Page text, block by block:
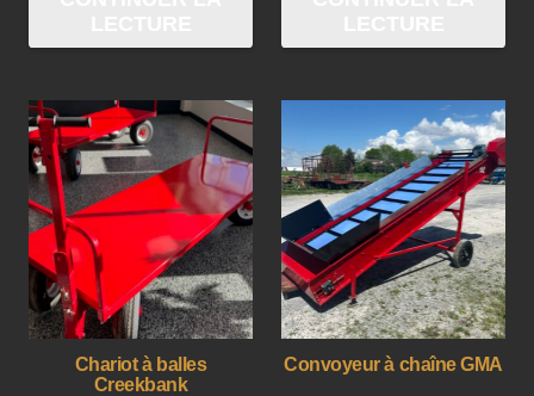
Chariot à balles
Creekbank
Convoyeur à chaîne GMA